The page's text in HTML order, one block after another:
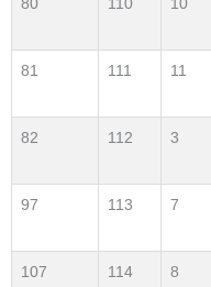
80 110 10
81 111 11
82 112 3
97 113 7
107 114 8